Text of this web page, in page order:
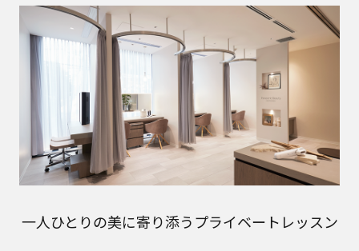
一人ひとりの美に寄り添うプライベートレッスン